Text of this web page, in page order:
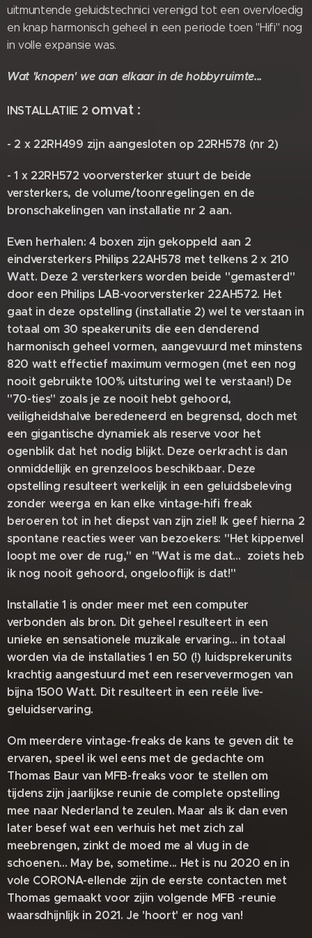
uitmuntende geluidstechnici verenigd tot een overvloedig
en knap harmonisch geheel in een periode toen "Hifi" nog
in volle expansie was.
Wat 'knopen' we aan elkaar in de hobbyruimte...
INSTALLATIIE 2 omvat :
- 2 x 22RH499 zijn aangesloten op 22RH578 (nr 2)
- 1 x 22RH572 voorversterker stuurt de beide
versterkers, de volume/toonregelingen en de
bronschakelingen van installatie nr 2 aan.
Even herhalen: 4 boxen zijn gekoppeld aan 2
eindversterkers Philips 22AH578 met telkens 2 x 210
Watt. Deze 2 versterkers worden beide "gemasterd"
door een Philips LAB-voorversterker 22AH572. Het
gaat in deze opstelling (installatie 2) wel te verstaan in
totaal om 30 speakerunits die een denderend
harmonisch geheel vormen, aangevuurd met minstens
820 watt effectief maximum vermogen (met een nog
nooit gebruikte 100% uitsturing wel te verstaan!) De
"70-ties" zoals je ze nooit hebt gehoord,
veiligheidshalve beredeneerd en begrensd, doch met
een gigantische dynamiek als reserve voor het
ogenblik dat het nodig blijkt. Deze oerkracht is dan
onmiddellijk en grenzeloos beschikbaar. Deze
opstelling resulteert werkelijk in een geluidsbeleving
zonder weerga en kan elke vintage-hifi freak
beroeren tot in het diepst van zijn ziel! Ik geef hierna 2
spontane reacties weer van bezoekers: "Het kippenvel
loopt me over de rug," en "Wat is me dat... zoiets heb
ik nog nooit gehoord, ongelooflijk is dat!"
Installatie 1 is onder meer met een computer
verbonden als bron. Dit geheel resulteert in een
unieke en sensationele muzikale ervaring... in totaal
worden via de installaties 1 en 50 (!) luidsprekerunits
krachtig aangestuurd met een reservevermogen van
bijna 1500 Watt. Dit resulteert in een reële live-
geluidservaring.
Om meerdere vintage-freaks de kans te geven dit te
ervaren, speel ik wel eens met de gedachte om
Thomas Baur van MFB-freaks voor te stellen om
tijdens zijn jaarlijkse reunie de complete opstelling
mee naar Nederland te zeulen. Maar als ik dan even
later besef wat een verhuis het met zich zal
meebrengen, zinkt de moed me al vlug in de
schoenen... May be, sometime... Het is nu 2020 en in
vole CORONA-ellende zijn de eerste contacten met
Thomas gemaakt voor zijin volgende MFB -reunie
waarsdhijnlijk in 2021. Je 'hoort' er nog van!